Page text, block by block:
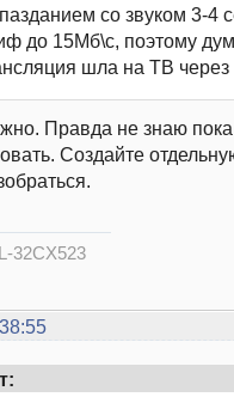
со звуком 3-4
до 15Мб\с, поэтому
шла на ТВ через
Правда не знаю
Создайте
32CX523